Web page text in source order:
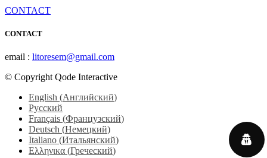
CONTACT
CONTACT
email : litoresem@gmail.com
© Copyright Qode Interactive
English (Английский)
Русский
Français (Французский)
Deutsch (Немецкий)
Italiano (Итальянский)
Ελληνικα (Греческий)